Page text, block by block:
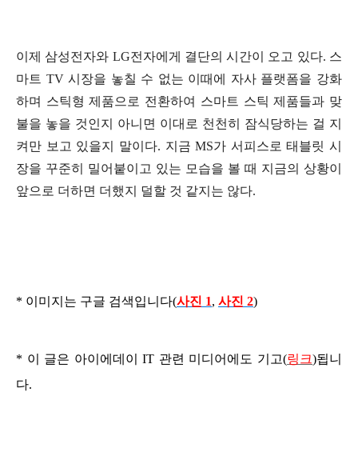
이제 삼성전자와 LG전자에게 결단의 시간이 오고 있다. 스
마트 TV 시장을 놓칠 수 없는 이때에 자사 플랫폼을 강화
하며 스틱형 제품으로 전환하여 스마트 스틱 제품들과 맞
불을 놓을 것인지 아니면 이대로 천천히 잠식당하는 걸 지
켜만 보고 있을지 말이다. 지금 MS가 서피스로 태블릿 시
장을 꾸준히 밀어붙이고 있는 모습을 볼 때 지금의 상황이
앞으로 더하면 더했지 덜할 것 같지는 않다.
* 이미지는 구글 검색입니다(사진 1, 사진 2)
* 이 글은 아이에데이 IT 관련 미디어 에도 기고(링크)됩니
다.